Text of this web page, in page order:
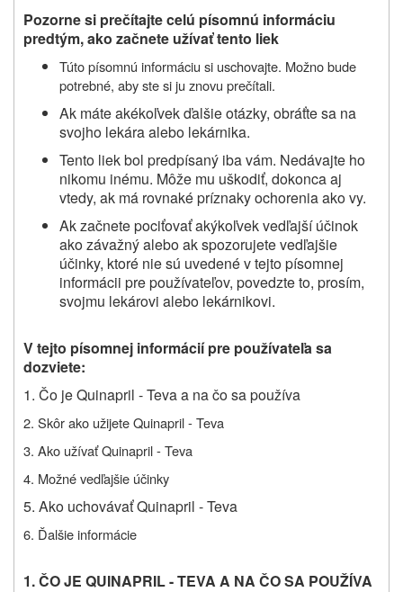
Pozorne si prečítajte celú písomnú informáciu
predtým, ako začnete užívať tento liek
Túto písomnú informáciu si uschovajte. Možno bude
potrebné, aby ste si ju znovu prečítali.
Ak máte akékoľvek ďalšie otázky, obráťte sa na
svojho lekára alebo lekárnika.
Tento liek bol predpísaný iba vám. Nedávajte ho
nikomu inému. Môže mu uškodiť, dokonca aj
vtedy, ak má rovnaké príznaky ochorenia ako vy.
Ak začnete pociťovať akýkoľvek vedľajší účinok
ako závažný alebo ak spozorujete vedľajšie
účinky, ktoré nie sú uvedené v tejto písomnej
informácii pre používateľov, povedzte to, prosím,
svojmu lekárovi alebo lekárnikovi.
V tejto písomnej informácií pre používateľa sa
dozviete:
1. Čo je Quinapril - Teva a na čo sa používa
2. Skôr ako užijete Quinapril - Teva
3. Ako užívať Quinapril - Teva
4. Možné vedľajšie účinky
5. Ako uchovávať Quinapril - Teva
6. Ďalšie informácie
1. ČO JE QUINAPRIL - TEVA A NA ČO SA POUŽÍVA